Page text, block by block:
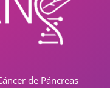
de Páncreas